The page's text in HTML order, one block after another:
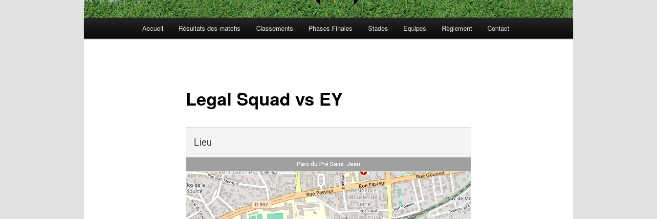
Accueil Résultats des matchs Classements Phases Finales Stades Equipes Règlement Contact
Legal Squad vs EY
Lieu
Parc du Pré Saint-Jean